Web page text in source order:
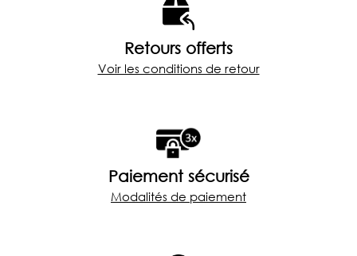
Retours offerts
Voir les conditions de retour
Paiement sécurisé
Modalités de paiement